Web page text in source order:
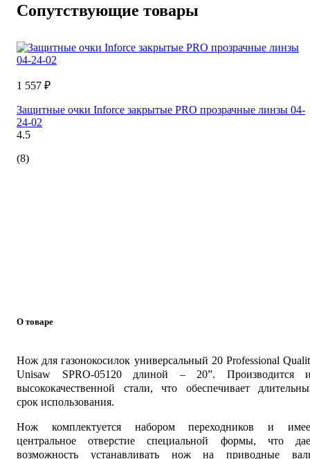
Сопутствующие товары
1 557 ₽
Защитные очки Inforce закрытые PRO прозрачные линзы 04-
24-02
4.5
(8)
О товаре
Нож для газонокосилок универсальный 20 Professional
Unisaw SPRO-05120 длиной – 20”. Производится
высококачественной стали, что обеспечивает
срок использования.
Нож комплектуется набором переходников и
центральное отверстие специальной формы, что
возможность устанавливать нож на приводные